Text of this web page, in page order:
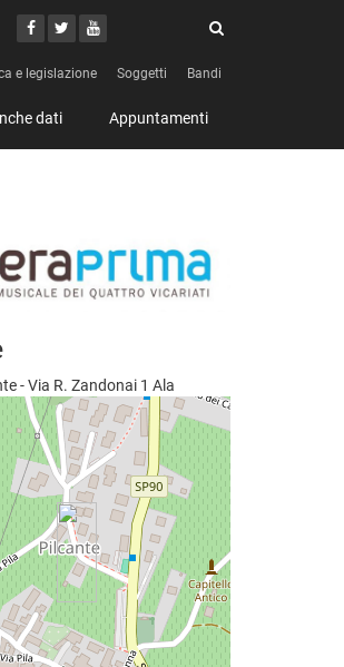
Facebook
Twitter
Youtube
e legislazione Soggetti Bandi
dati Appuntamenti
- Via R. Zandonai 1 Ala